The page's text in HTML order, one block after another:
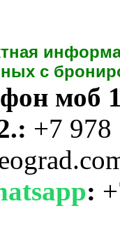
с
моб
+7 978
: